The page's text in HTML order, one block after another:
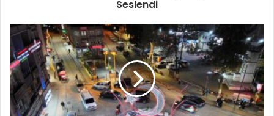
r
n
i
z
Seslendi